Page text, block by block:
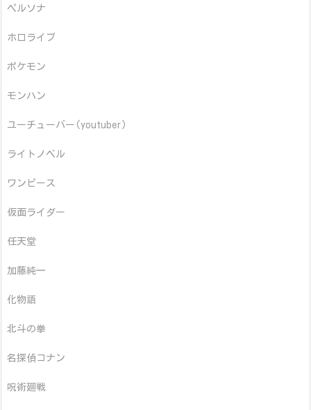
ペルソナ
ホロライブ
ポケモン
モンハン
ユーチューバー(youtuber)
ライトノベル
ワンピース
仮面ライダー
任天堂
加藤純一
化物語
北斗の拳
名探偵コナン
呪術廻戦